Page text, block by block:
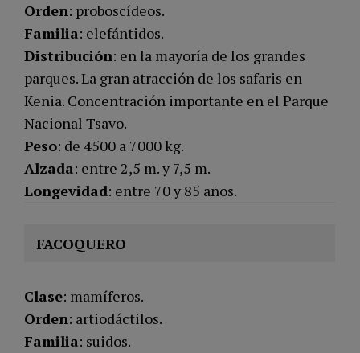
Orden: proboscídeos.
Familia: elefántidos.
Distribución: en la mayoría de los grandes
parques. La gran atracción de los safaris en
Kenia. Concentración importante en el Parque
Nacional Tsavo.
Peso: de 4500 a 7000 kg.
Alzada: entre 2,5 m. y 7,5 m.
Longevidad: entre 70 y 85 años.
FACOQUERO
Clase: mamíferos.
Orden: artiodáctilos.
Familia: suidos.